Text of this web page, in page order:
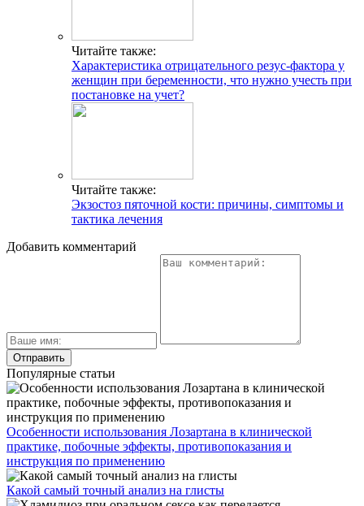
Читайте также:
Характеристика отрицательного резус-фактора у
женщин при беременности, что нужно учесть при
постановке на учет?
Читайте также:
Экзостоз пяточной кости: причины, симптомы и
тактика лечения
Добавить комментарий
Популярные статьи
Особенности использования Лозартана в клинической
практике, побочные эффекты, противопоказания и
инструкция по применению
Какой самый точный анализ на глисты